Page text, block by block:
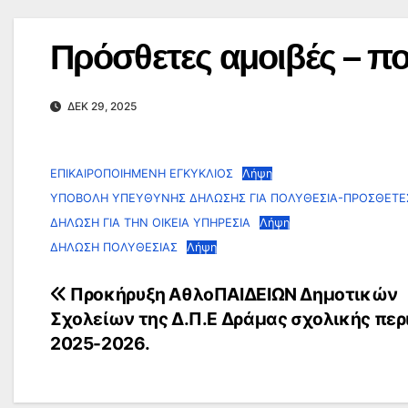
Πρόσθετες αμοιβές –
ΔΕΚ 29, 2025
ΕΠΙΚΑΙΡΟΠΟΙΗΜΕΝΗ ΕΓΚΥΚΛΙΟΣ
Λήψη
ΥΠΟΒΟΛΗ ΥΠΕΥΘΥΝΗΣ ΔΗΛΩΣΗΣ ΓΙΑ ΠΟΛΥΘΕΣΙΑ-
ΔΗΛΩΣΗ ΓΙΑ ΤΗΝ ΟΙΚΕΙΑ ΥΠΗΡΕΣΙΑ
Λήψη
ΔΗΛΩΣΗ ΠΟΛΥΘΕΣΙΑΣ
Λήψη
Πλοήγηση
άρθρων
Προκήρυξη ΑθλοΠΑΙΔΕΙΩΝ Δημοτικών
Σχολείων της Δ.Π.Ε Δράμας σχολικής
2025-2026.